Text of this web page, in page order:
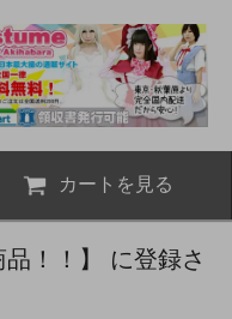
カートを見る
品！！】 に登録さ